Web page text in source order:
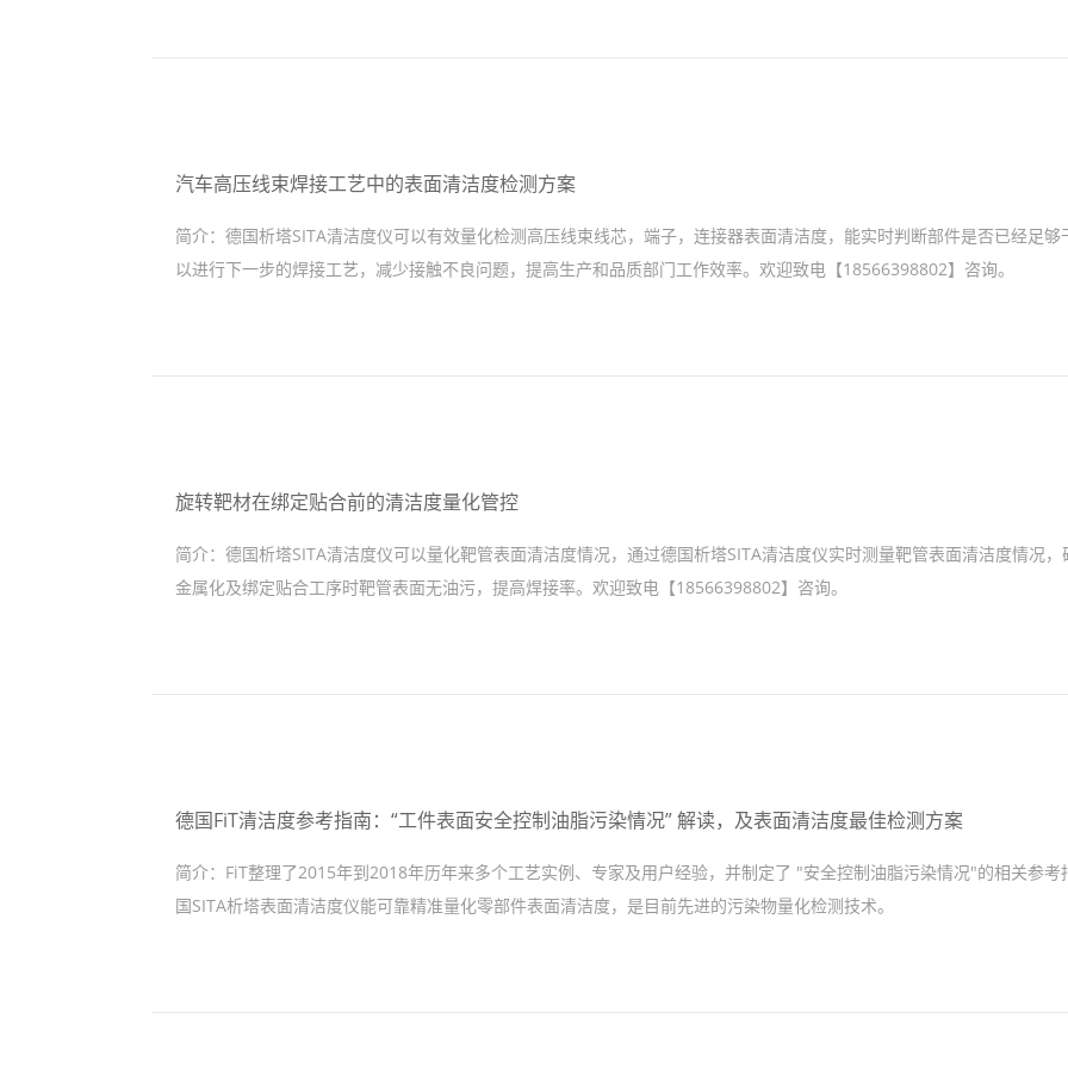
汽车高压线束焊接工艺中的表面清洁度检测方案
简介： 德国析塔SITA清洁度仪可以有效量化检测高压线束线芯，端子，连接器表面清洁度，能实时判断部件是否已经足够
以进行下一步的焊接工艺，减少接触不良问题，提高生产和品质部门工作效率。欢迎致电【18566398802】咨询。
旋转靶材在绑定贴合前的清洁度量化管控
简介： 德国析塔SITA清洁度仪可以量化靶管表面清洁度情况，通过德国析塔SITA清洁度仪实时测量靶管表面清洁度情况，
金属化及绑定贴合工序时靶管表面无油污，提高焊接率。欢迎致电【18566398802】咨询。
德国FiT清洁度参考指南：“工件表面安全控制油脂污染情况” 解读，及表面清洁度最佳检测方案
简介： FiT整理了2015年到2018年历年来多个工艺实例、专家及用户经验，并制定了 "安全控制油脂污染情况"的相关参考
国SITA析塔表面清洁度仪能可靠精准量化零部件表面清洁度，是目前先进的污染物量化检测技术。